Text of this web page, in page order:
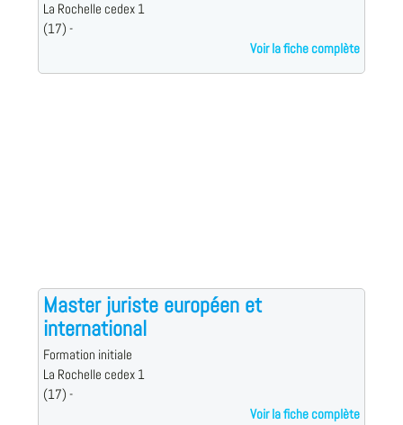
La Rochelle cedex 1
(17) -
Voir la fiche complète
Master juriste européen et
international
Formation initiale
La Rochelle cedex 1
(17) -
Voir la fiche complète